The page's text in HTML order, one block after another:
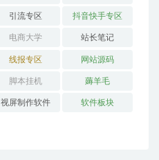
引流专区 抖音快手专区
电商大学 站长笔记
线报专区 网站源码
脚本挂机 薅羊毛
视屏制作软件 软件板块